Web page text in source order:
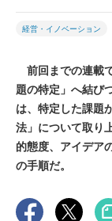
経営・イノベーション
前回までの連載
題の特定」へ結び
は、特定した課題
法」について取り
的態度、アイデア
の手順だ。